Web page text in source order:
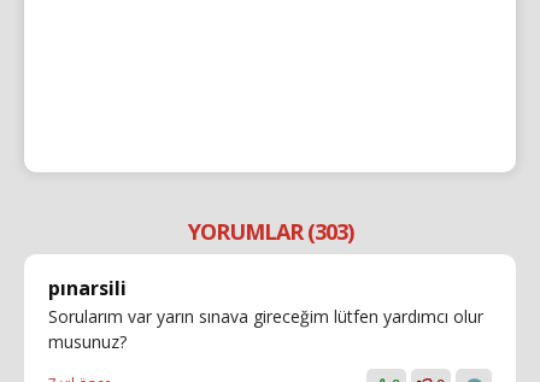
YORUMLAR (303)
pınarsili
Sorularım var yarın sınava gireceğim lütfen yardımcı olur
musunuz?